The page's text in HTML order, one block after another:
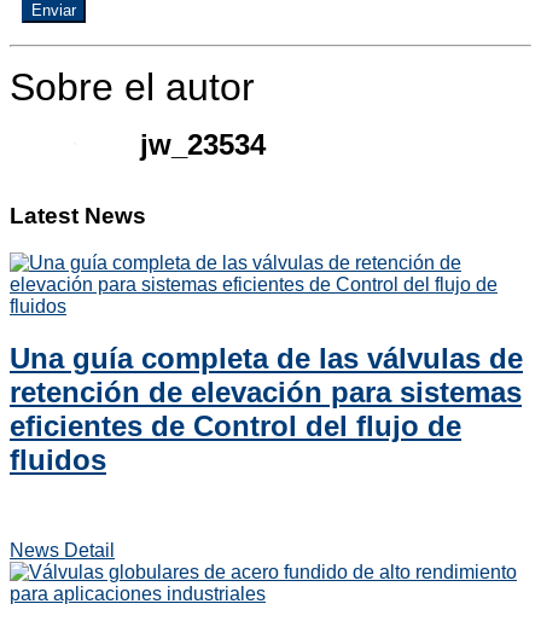
Enviar
Sobre el autor
jw_23534
Latest News
Una guía completa de las válvulas de
retención de elevación para sistemas
eficientes de Control del flujo de
fluidos
News Detail